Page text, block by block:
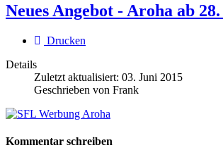
Neues Angebot - Aroha ab
Drucken
Details
Zuletzt aktualisiert: 03. Juni 2015
Geschrieben von Frank
Kommentar schreiben